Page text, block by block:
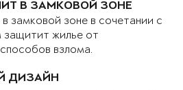
В ЗАМКОВОЙ ЗОНЕ
замковой зоне в сочетании с
жилье от
взлома.
ДИЗАЙН